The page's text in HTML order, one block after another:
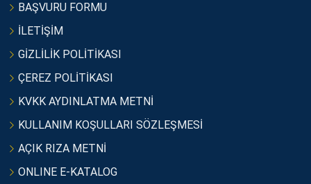
BAŞVURU FORMU
İLETİŞİM
GİZLİLİK POLİTİKASI
ÇEREZ POLİTİKASI
KVKK AYDINLATMA METNİ
KULLANIM KOŞULLARI SÖZLEŞMESİ
AÇIK RIZA METNİ
ONLINE E-KATALOG